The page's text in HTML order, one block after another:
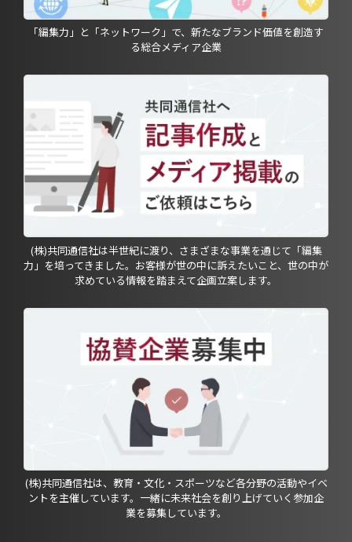
「編集力」と「ネットワーク」で、新たなブランド価値を創造す
る総合メディア企業
(株)共同通信社は半世紀に渡り、さまざまな事業を通じて「編集
力」を培ってきました。お客様が世の中に訴えたいこと、世の中が
求めている情報を踏まえて企画立案します。
(株)共同通信社は、教育・文化・スポーツなど各分野の活動やイベ
ントを主催しています。一緒に未来社会を創り上げていく参加企
業を募集しています。